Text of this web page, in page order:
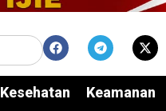
Kesehatan Keamanan